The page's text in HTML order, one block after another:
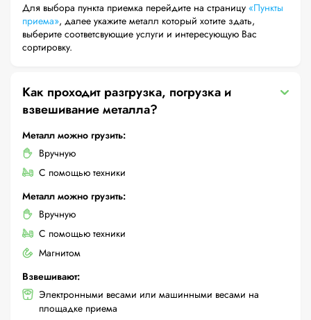
Для выбора пункта приемка перейдите на страницу «Пункты
приема», далее укажите металл который хотите здать,
выберите соответсвующие услуги и интересующую Вас
сортировку.
Как проходит разгрузка, погрузка и
взвешивание металла?
Металл можно грузить:
Вручную
С помощью техники
Металл можно грузить:
Вручную
С помощью техники
Магнитом
Взвешивают:
Электронными весами или машинными весами на
площадке приема